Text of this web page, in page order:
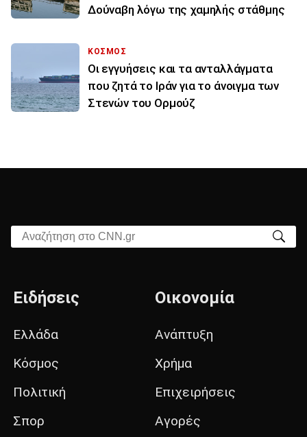
Δούναβη λόγω της χαμηλής στάθμης
ΚΟΣΜΟΣ
Οι εγγυήσεις και τα ανταλλάγματα
που ζητά το Ιράν για το άνοιγμα των
Στενών του Ορμούζ
Αναζήτηση στο CNN.gr
Ειδήσεις
Ελλάδα
Κόσμος
Πολιτική
Σπορ
Οικονομία
Ανάπτυξη
Χρήμα
Επιχειρήσεις
Αγορές